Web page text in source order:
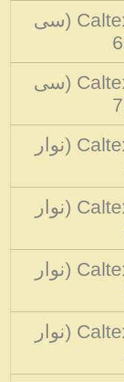
گوگوش استریو Caltex (سی
گوگوش استریو Caltex (سی
گوگوش استریو Caltex (نوار
گوگوش استریو Caltex (نوار
گوگوش استریو Caltex (نوار
گوگوش استریو Caltex (نوار